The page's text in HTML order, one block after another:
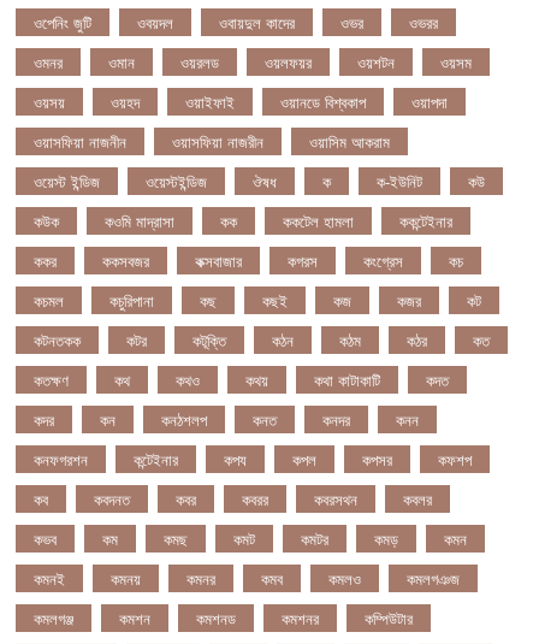
ওপেনিং জুটি
ওবয়দল ওবায়দুল কাদের ওভর
ওভরর
ওমনর
ওমান ওয়রলড ওয়লফয়র ওয়শটন
ওয়সম
ওয়সয়
ওয়হদ ওয়াইফাই ওয়ানডে বিশ্বকাপ
ওয়াপদা
ওয়াসফিয়া নাজনীন
ওয়াসফিয়া নাজরীন
ওয়াসিম আকরাম
ওয়েস্ট ইন্ডিজ
ওয়েস্টইন্ডিজ ঔষধ ক ক-ইউনিট
কউ
কউক
কওমি মাদ্রাসা কক ককটেল হামলা
ককন্টেইনার
ককর
ককসবজর কক্সবাজার কগরস কংগ্রেস
কচ
কচমল
কচুরিপানা কছ কছই কজ কজর
কট
কটনতকক
কটর কটূক্তি কঠন কঠম কঠর
কত
কতক্ষণ
কথ কথও কথয় কথা কাটাকাটি
কদত
কদর
কন কনঠশলপ কনত কনদর
কনন
কনফগরশন
কন্টেইনার কপয কপল কপসর
কফশপ
কব
কবদনত কবর কবরর কবরসথন
কবলর
কভব
কম কমছ কমট কমটর কমড়
কমন
কমনই
কমনয় কমনর কমব কমলও
কমলগঞজ
কমলগঞ্জ
কমশন কমশনড কমশনর
কম্পিউটার